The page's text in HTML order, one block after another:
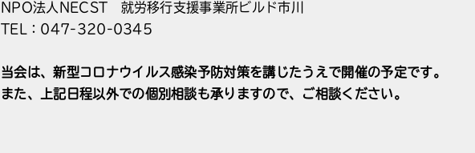
NPO法人NECST 就労移行支援事業所ビルド市川
TEL：047-320-0345
当会は、新型コロナウイルス感染予防対策を講じたうえで開催の予定です。
また、上記日程以外での個別相談も承りますので、ご相談ください。